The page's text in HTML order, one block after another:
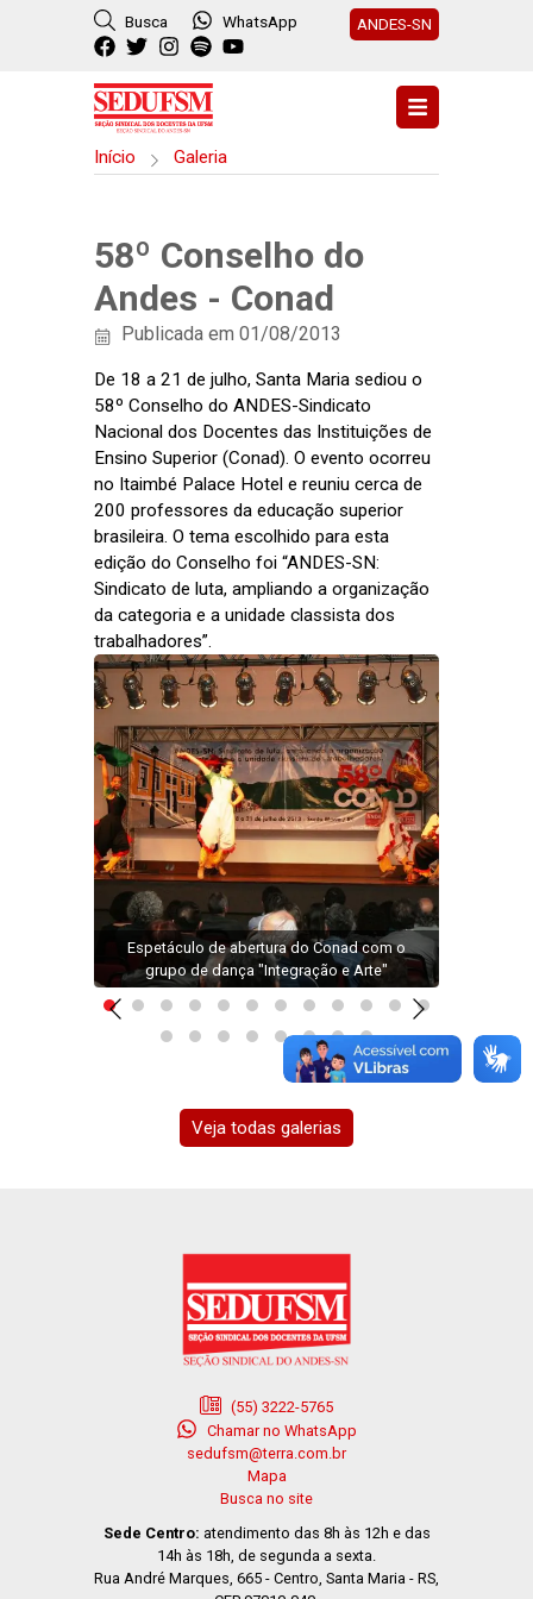
Busca WhatsApp ANDES-SN
Início Galeria
58º Conselho do
Andes - Conad
Publicada em 01/08/2013
De 18 a 21 de julho, Santa Maria sediou o
58º Conselho do ANDES-Sindicato
Nacional dos Docentes das Instituições de
Ensino Superior (Conad). O evento ocorreu
no Itaimbé Palace Hotel e reuniu cerca de
200 professores da educação superior
brasileira. O tema escolhido para esta
edição do Conselho foi “ANDES-SN:
Sindicato de luta, ampliando a organização
da categoria e a unidade classista dos
trabalhadores”.
Espetáculo de abertura do Conad com o
grupo de dança "Integração e Arte"
Veja todas galerias
(55) 3222-5765
Chamar no WhatsApp
sedufsm@terra.com.br
Mapa
Busca no site
Sede Centro: atendimento das 8h às 12h e das
14h às 18h, de segunda a sexta.
Rua André Marques, 665 - Centro, Santa Maria - RS,